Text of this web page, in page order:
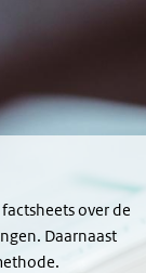
over de
Daarnaast